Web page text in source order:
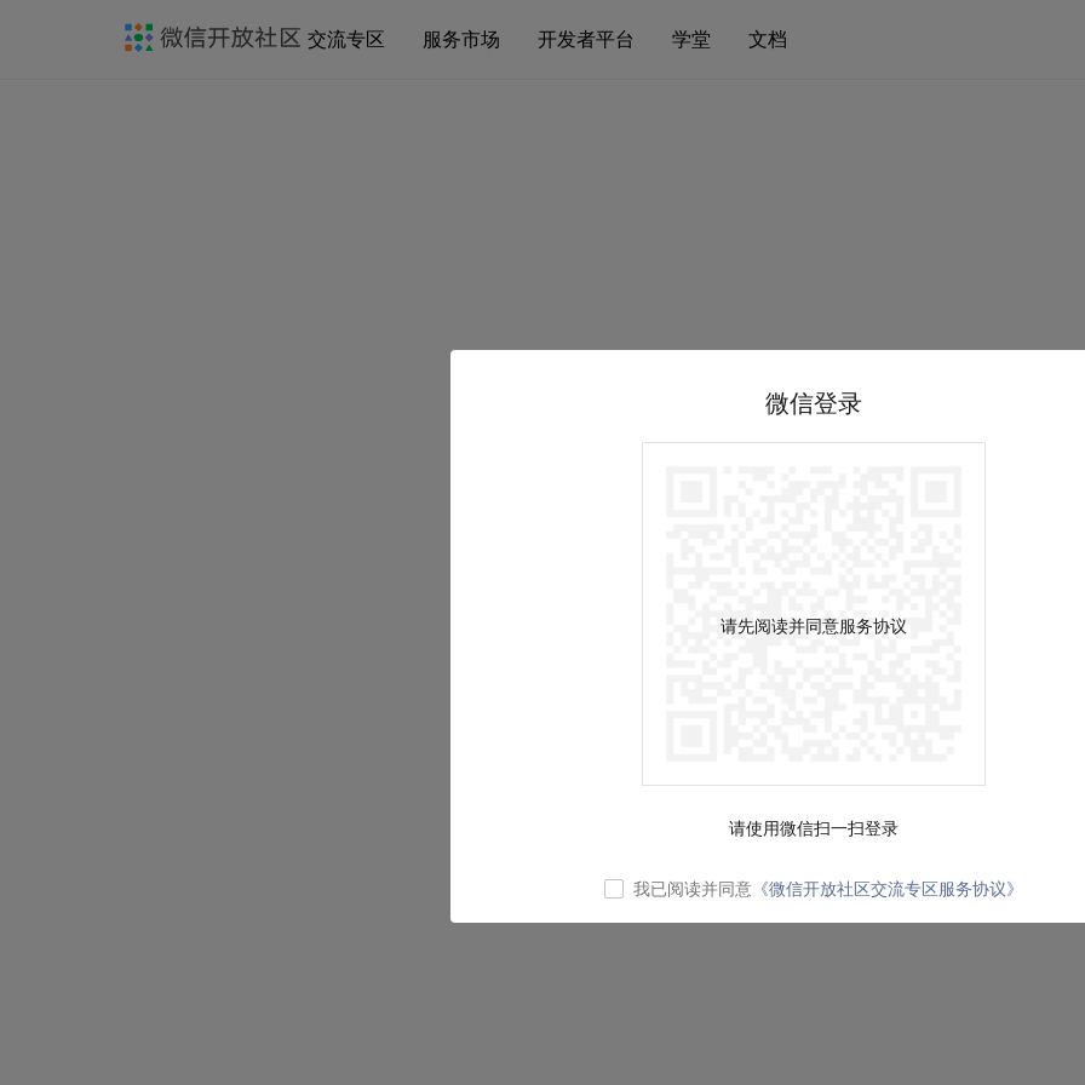
交流专区 服务市场 开发者平台 学堂 文档
微信登录
请先阅读并同意服务协议
请使用微信扫一扫登录
我已阅读并同意 《微信开放社区交流专区服务协议》